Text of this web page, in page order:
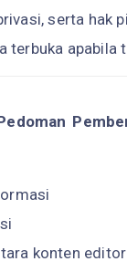
serta hak
terbuka
konten